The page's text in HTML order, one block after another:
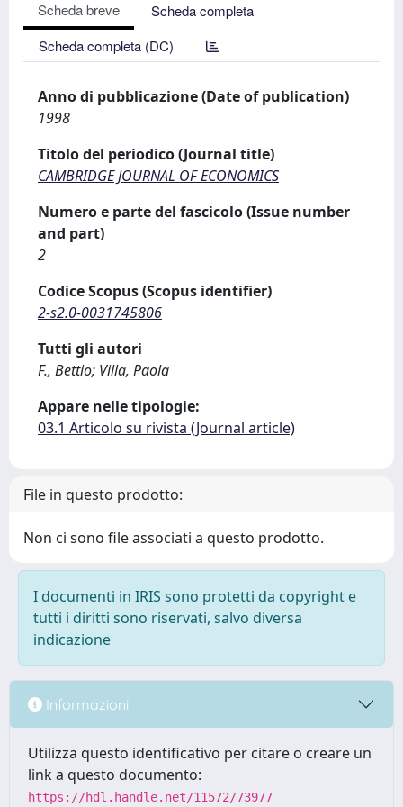
Scheda breve
Scheda completa
Scheda completa (DC)
Anno di pubblicazione (Date of publication)
1998
Titolo del periodico (Journal title)
CAMBRIDGE JOURNAL OF ECONOMICS
Numero e parte del fascicolo (Issue number
and part)
2
Codice Scopus (Scopus identifier)
2-s2.0-0031745806
Tutti gli autori
F., Bettio; Villa, Paola
Appare nelle tipologie:
03.1 Articolo su rivista (Journal article)
File in questo prodotto:
Non ci sono file associati a questo prodotto.
I documenti in IRIS sono protetti da copyright e
tutti i diritti sono riservati, salvo diversa
indicazione
Informazioni
Utilizza questo identificativo per citare o creare un
link a questo documento:
https://hdl.handle.net/11572/73977